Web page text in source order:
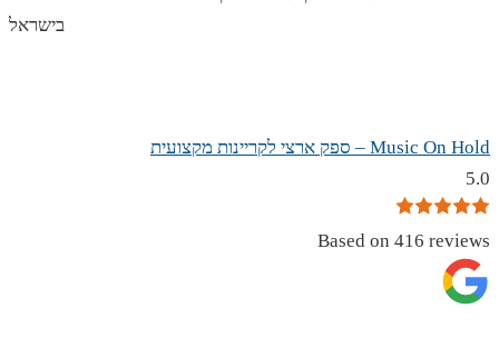
בישראל
Music On Hold – ספק ארצי לקריינות מקצועית
5.0
Based on 416 reviews